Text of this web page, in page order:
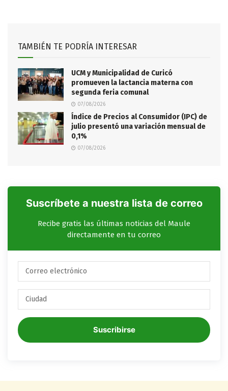
TAMBIÉN TE PODRÍA INTERESAR
UCM y Municipalidad de Curicó
promueven la lactancia materna con
segunda feria comunal
07/08/2026
Índice de Precios al Consumidor (IPC) de
julio presentó una variación mensual de
0,1%
07/08/2026
Suscríbete a nuestra lista de correo
Recibe gratis las últimas noticias del Maule
directamente en tu correo
Suscribirse